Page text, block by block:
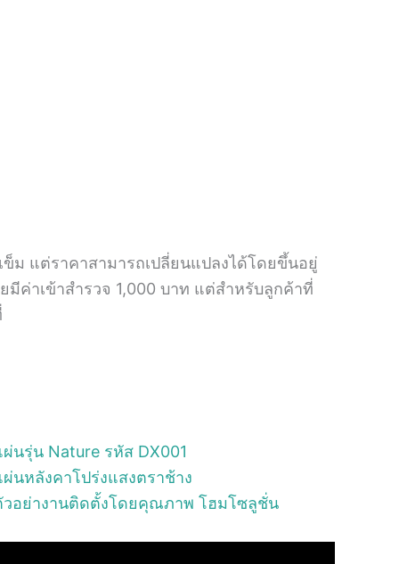
ม แต่ราคาสามารถเปลี่ยนแปลงได้โดยขึ้นอยู่
ค่าเข้าสำรวจ 1,000 บาท แต่สำหรับลูกค้าที่